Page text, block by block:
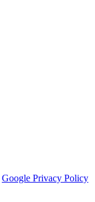
Google Privacy Policy